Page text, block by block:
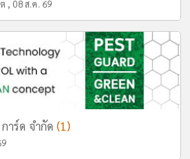
, 08 ส.ค. 69
าร์ด จำกัด (1)